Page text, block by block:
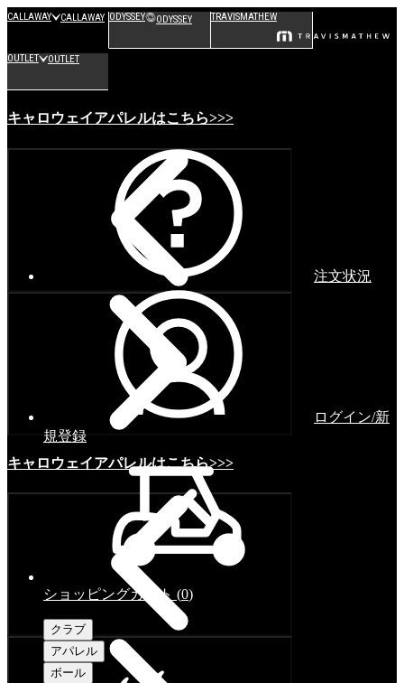
CALLAWAY CALLAWAY ODYSSEY ODYSSEY TRAVISMATHEW
OUTLET OUTLET
キャロウェイアパレルはこちら>>>
キャロウェイアパレルはこちら>>>
注文状況
ログイン/新
規登録
ショッピングカート (0)
クラブ
アパレル
ボール